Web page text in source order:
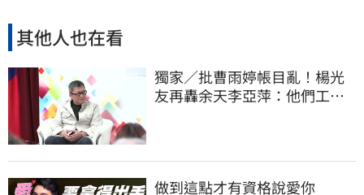
其他人也在看
獨家／批曹雨婷帳目亂！楊光
友再轟余天李亞萍：他們工會
做到這點才有資格說愛你